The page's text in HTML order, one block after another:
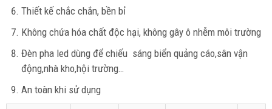
Thiết kế chắc chắn, bền bỉ
Không chứa hóa chất độc hại, không gây ô nhễm môi trường
Đèn pha led dùng để chiếu sáng biển quảng cáo,sân vận
động,nhà kho,hội trường…
An toàn khi sử dụng